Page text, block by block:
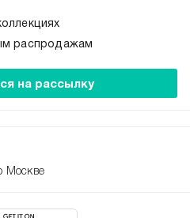
распродажам
на рассылку
Москве